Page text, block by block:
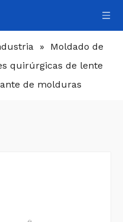
»
Moldado de
quirúrgicas de lente
de molduras